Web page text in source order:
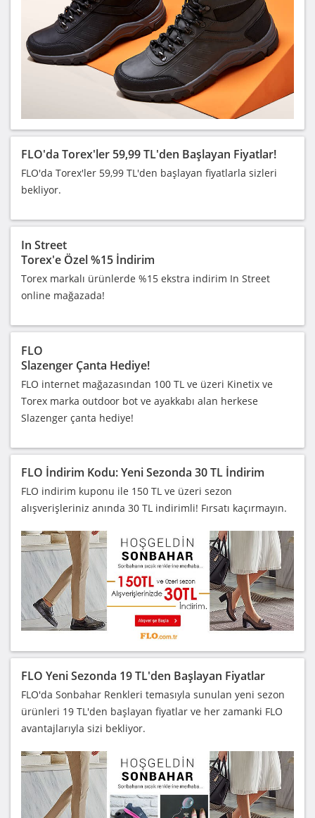
FLO'da Torex'ler 59,99 TL'den Başlayan Fiyatlar!
FLO'da Torex'ler 59,99 TL'den başlayan fiyatlarla sizleri
bekliyor.
In Street
Torex'e Özel %15 İndirim
Torex markalı ürünlerde %15 ekstra indirim In Street
online mağazada!
FLO
Slazenger Çanta Hediye!
FLO internet mağazasından 100 TL ve üzeri Kinetix ve
Torex marka outdoor bot ve ayakkabı alan herkese
Slazenger çanta hediye!
FLO İndirim Kodu: Yeni Sezonda 30 TL İndirim
FLO indirim kuponu ile 150 TL ve üzeri sezon
alışverişleriniz anında 30 TL indirimli! Fırsatı kaçırmayın.
FLO Yeni Sezonda 19 TL'den Başlayan Fiyatlar
FLO'da Sonbahar Renkleri temasıyla sunulan yeni sezon
ürünleri 19 TL'den başlayan fiyatlar ve her zamanki FLO
avantajlarıyla sizi bekliyor.